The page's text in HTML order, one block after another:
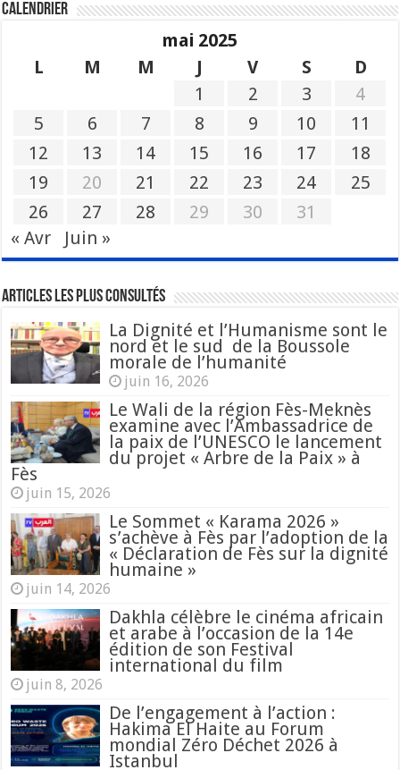
Calendrier
mai 2025
L
M M J V S
D
1
2 3
4
5
6 7 8 9 10
11
12
13 14 15 16 17
18
19
20 21 22 23 24
25
26
27 28 29 30
31
« Avr
Juin »
Articles les plus consultés
La Dignité et l’Humanisme sont le
nord et le sud de la Boussole
morale de l’humanité
juin 16, 2026
Le Wali de la région Fès-Meknès
examine avec l’Ambassadrice de
la paix de l’UNESCO le lancement
du projet « Arbre de la Paix » à
Fès
juin 15, 2026
Le Sommet « Karama 2026 »
s’achève à Fès par l’adoption de la
« Déclaration de Fès sur la dignité
humaine »
juin 14, 2026
Dakhla célèbre le cinéma africain
et arabe à l’occasion de la 14e
édition de son Festival
international du film
juin 8, 2026
De l’engagement à l’action :
Hakima El Haite au Forum
mondial Zéro Déchet 2026 à
Istanbul